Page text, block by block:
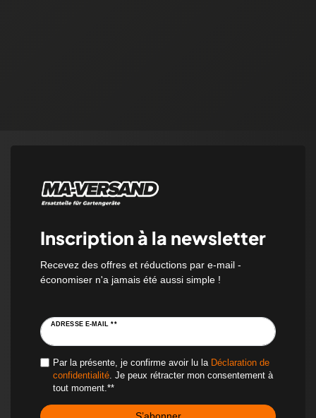
Inscription à la newsletter
Recevez des offres et réductions par e-mail -
économiser n'a jamais été aussi simple !
ADRESSE E-MAIL **
Par la présente, je confirme avoir lu la Déclaration de
confidentialité. Je peux rétracter mon consentement à
tout moment.**
S’abonner